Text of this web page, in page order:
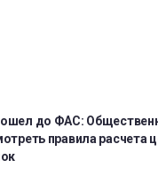
до ФАС:
правила расчета